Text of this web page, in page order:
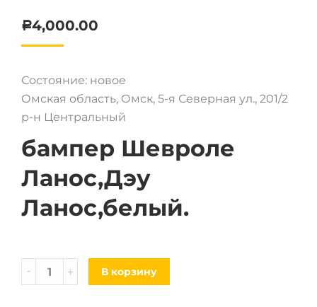
Р4,000.00
Состояние: новое
Омская область, Омск, 5-я Северная ул., 201/2
р-н Центральный
бампер Шевроле
Ланос,Дэу
Ланос,белый.
Бампер
Chevrolet
В корзину